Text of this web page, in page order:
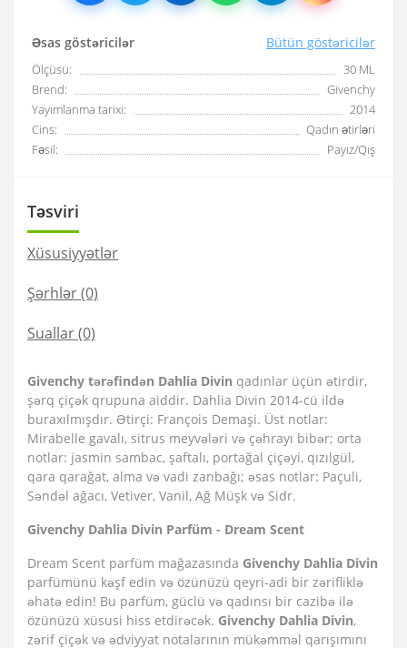
Əsas göstəricilər Bütün göstəricilər
Ölçüsü:
30 ML
Brend:
Givenchy
Yayımlanma tarixi:
2014
Cins:
Qadın ətirləri
Fəsil:
Payız/Qış
Təsviri
Xüsusiyyətlər
Şərhlər (0)
Suallar(0)
Givenchy tərəfindən Dahlia Divin qadınlar üçün ətirdir,
şərq çiçək qrupuna aiddir. Dahlia Divin 2014-cü ildə
buraxılmışdır. Ətirçi: François Demaşi. Üst notlar:
Mirabelle gavalı, sitrus meyvələri və çəhrayı bibər; orta
notlar: jasmin sambac, şaftalı, portağal çiçəyi, qızılgül,
qara qarağat, alma və vadi zanbağı; əsas notlar: Paçuli,
Səndəl ağacı, Vetiver, Vanil, Ağ Müşk və Sidr.
Givenchy Dahlia Divin Parfüm - Dream Scent
Dream Scent parfüm mağazasında Givenchy Dahlia Divin
parfümünü kəşf edin və özünüzü qeyri-adi bir zərifliklə
əhatə edin! Bu parfüm, güclü və qadınsı bir cazibə ilə
özünüzü xüsusi hiss etdirəcək. Givenchy Dahlia Divin,
zərif çiçək və ədviyyat notalarının mükəmməl qarışımını